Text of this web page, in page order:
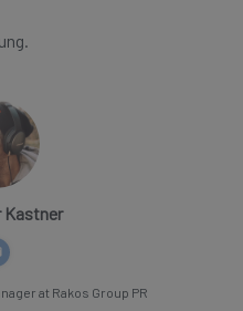
Kastner
at Rakos Group PR